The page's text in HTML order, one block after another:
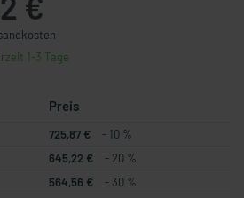
1-3 Tage
Preis
725,87 €
- 10 %
645,22 €
- 20 %
564,56 €
- 30 %